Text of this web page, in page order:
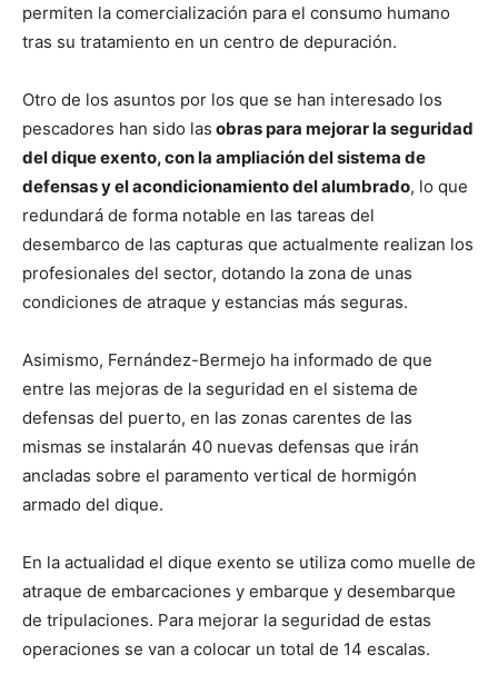
permiten la comercialización para el consumo humano
tras su tratamiento en un centro de depuración.
Otro de los asuntos por los que se han interesado los
pescadores han sido las obras para mejorar la seguridad
del dique exento, con la ampliación del sistema de
defensas y el acondicionamiento del alumbrado, lo que
redundará de forma notable en las tareas del
desembarco de las capturas que actualmente realizan los
profesionales del sector, dotando la zona de unas
condiciones de atraque y estancias más seguras.
Asimismo, Fernández-Bermejo ha informado de que
entre las mejoras de la seguridad en el sistema de
defensas del puerto, en las zonas carentes de las
mismas se instalarán 40 nuevas defensas que irán
ancladas sobre el paramento vertical de hormigón
armado del dique.
En la actualidad el dique exento se utiliza como muelle de
atraque de embarcaciones y embarque y desembarque
de tripulaciones. Para mejorar la seguridad de estas
operaciones se van a colocar un total de 14 escalas.